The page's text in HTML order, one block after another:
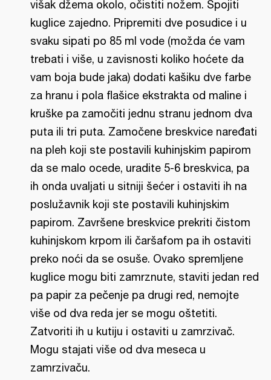
višak džema okolo, očistiti nožem. Spojiti
kuglice zajedno. Pripremiti dve posudice i u
svaku sipati po 85 ml vode (možda će vam
trebati i više, u zavisnosti koliko hoćete da
vam boja bude jaka) dodati kašiku dve farbe
za hranu i pola flašice ekstrakta od maline i
kruške pa zamočiti jednu stranu jednom dva
puta ili tri puta. Zamočene breskvice naređati
na pleh koji ste postavili kuhinjskim papirom
da se malo ocede, uradite 5-6 breskvica, pa
ih onda uvaljati u sitniji šećer i ostaviti ih na
poslužavnik koji ste postavili kuhinjskim
papirom. Završene breskvice prekriti čistom
kuhinjskom krpom ili čaršafom pa ih ostaviti
preko noći da se osuše. Ovako spremljene
kuglice mogu biti zamrznute, staviti jedan red
pa papir za pečenje pa drugi red, nemojte
više od dva reda jer se mogu oštetiti.
Zatvoriti ih u kutiju i ostaviti u zamrzivač.
Mogu stajati više od dva meseca u
zamrzivaču.